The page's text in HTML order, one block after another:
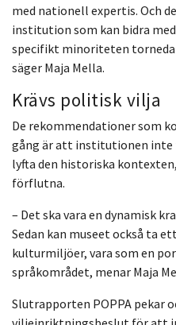
med nationell expertis. Och
institution som kan bidra
specifikt minoriteten
säger Maja Mella.
Krävs politisk vilja
De rekommendationer som
gång är att institutionen inte
lyfta den historiska
förflutna.
– Det ska vara en dynamisk
Sedan kan museet också ta
kulturmiljöer, vara som en
språkområdet, menar Maja
Slutrapporten POPPA pekar